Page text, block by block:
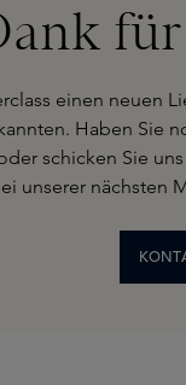
für
einen neuen
Haben Sie
schicken Sie
unserer nächsten